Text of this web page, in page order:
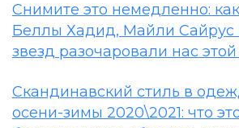
Снимите это немедленно:
Беллы Хадид, Майли Сайрус
звезд разочаровали нас
Скандинавский стиль в
осени-зимы 2020\2021: что